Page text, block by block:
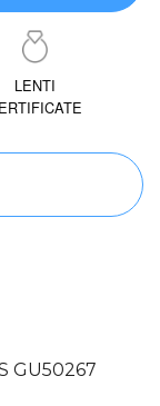
LENTI
GU50267